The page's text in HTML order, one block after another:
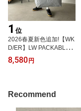
1 位
2026春夏新色追加!【WK
D/ER】LW PACKABLE
WEEKENDER（5色）ウ
ィークエンダー ライトウ
天市場店 ヘミングス公式
ショップ ギフト
8,580円
Recommend